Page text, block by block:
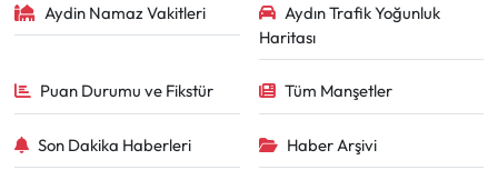
Aydin Namaz Vakitleri
Aydın Trafik Yoğunluk
Haritası
Puan Durumu ve Fikstür Tüm Manşetler
Son Dakika Haberleri Haber Arşivi